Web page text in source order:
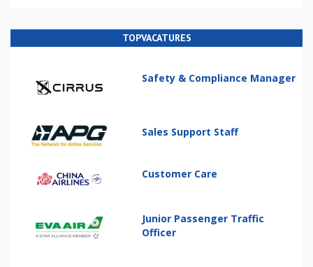
TOPVACATURES
Safety & Compliance Manager
Sales Support Staff
Customer Care
Junior Passenger Traffic
Officer